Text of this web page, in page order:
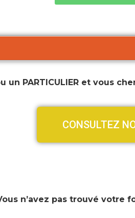
un PARTICULIER et vous
CONSULTEZ
n’avez pas trouvé votre